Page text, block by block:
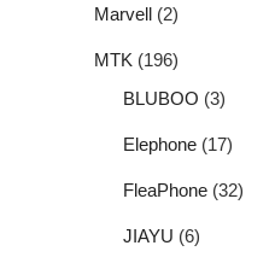
Marvell (2)
MTK (196)
BLUBOO (3)
Elephone (17)
FleaPhone (32)
JIAYU (6)